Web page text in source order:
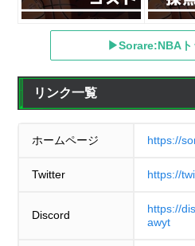
▶Sorare:NBAト
リンク一覧
ホームページ https://
Twitter https://
Discord
https://
awyt